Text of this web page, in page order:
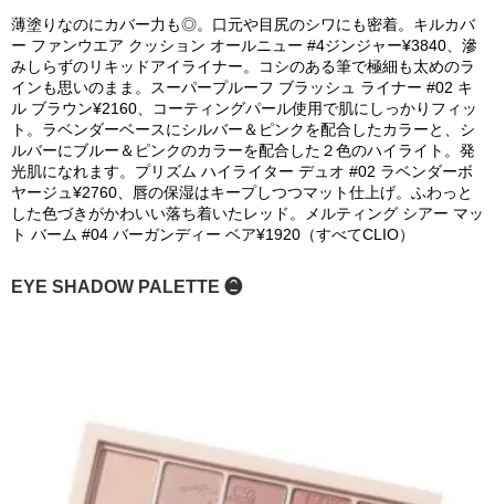
薄塗りなのにカバー力も◎。口元や目尻のシワにも密着。キルカバ
ー ファンウエア クッション オールニュー #4ジンジャー¥3840、滲
みしらずのリキッドアイライナー。コシのある筆で極細も太めのラ
インも思いのまま。スーパープルーフ ブラッシュ ライナー #02 キ
ル ブラウン¥2160、コーティングパール使用で肌にしっかりフィッ
ト。ラベンダーベースにシルバー＆ピンクを配合したカラーと、シ
ルバーにブルー＆ピンクのカラーを配合した２色のハイライト。発
光肌になれます。プリズム ハイライター デュオ #02 ラベンダーボ
ヤージュ¥2760、唇の保湿はキープしつつマット仕上げ。ふわっと
した色づきがかわいい落ち着いたレッド。メルティング シアー マッ
ト バーム #04 バーガンディー ベア¥1920（すべてCLIO）
EYE SHADOW PALETTE ❷